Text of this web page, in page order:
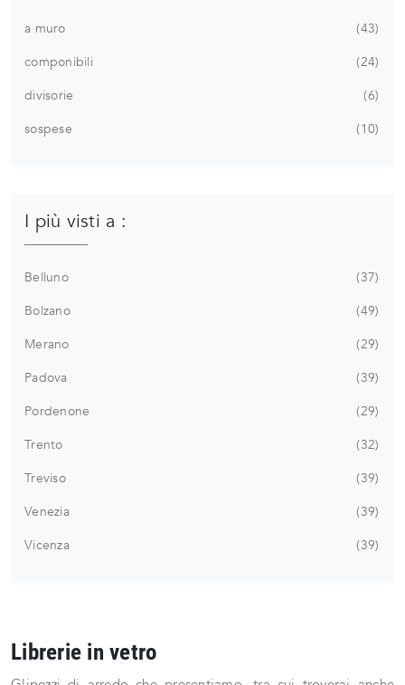
a muro
43
componibili
24
divisorie
6
sospese
10
I più visti a :
Belluno
37
Bolzano
49
Merano
29
Padova
39
Pordenone
29
Trento
32
Treviso
39
Venezia
39
Vicenza
39
Librerie in vetro